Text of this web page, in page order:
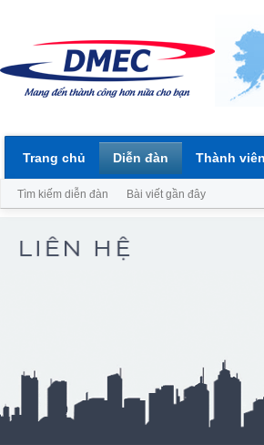
Trang chủ Diễn đàn
Tìm kiếm diễn đàn Bài viết gần đây
Thành viên